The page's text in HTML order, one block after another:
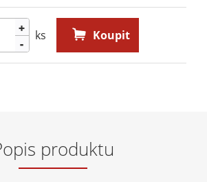
-
+ ks Koupit
produktu